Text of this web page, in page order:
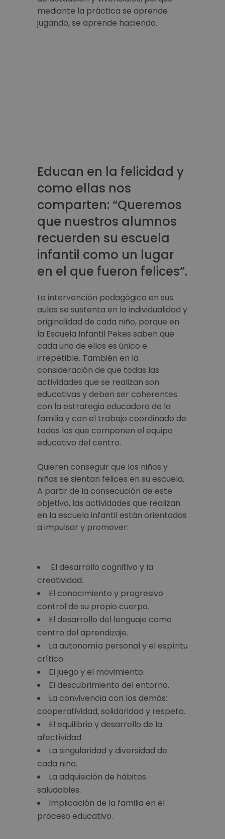
mediante la práctica se aprende
jugando, se aprende haciendo.
Educan en la felicidad y
como ellas nos
comparten: “Queremos
que nuestros alumnos
recuerden su escuela
infantil como un lugar
en el que fueron felices”.
La intervención pedagógica en sus
aulas se sustenta en la individualidad y
originalidad de cada niño, porque en
la Escuela Infantil Pekes saben que
cada uno de ellos es único e
irrepetible. También en la
consideración de que todas las
actividades que se realizan son
educativas y deben ser coherentes
con la estrategia educadora de la
familia y con el trabajo coordinado de
todos los que componen el equipo
educativo del centro.
Quieren conseguir que los niños y
niñas se sientan felices en su escuela.
A partir de la consecución de este
objetivo, las actividades que realizan
en la escuela infantil están orientadas
a impulsar y promover:
El desarrollo cognitivo y la
creatividad.
El conocimiento y progresivo
control de su propio cuerpo.
El desarrollo del lenguaje como
centro del aprendizaje.
La autonomía personal y el espíritu
crítico.
El juego y el movimiento.
El descubrimiento del entorno.
La convivencia con los demás:
cooperatividad, solidaridad y respeto.
El equilibrio y desarrollo de la
afectividad.
La singularidad y diversidad de
cada niño.
La adquisición de hábitos
saludables.
Implicación de la familia en el
proceso educativo.